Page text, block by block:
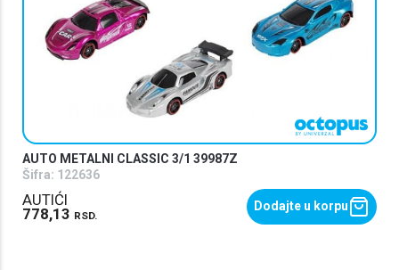
AUTO METALNI CLASSIC 3/1 39987Z
Šifra: 122636
AUTIĆI
778,13 RSD.
Dodajte u korpu